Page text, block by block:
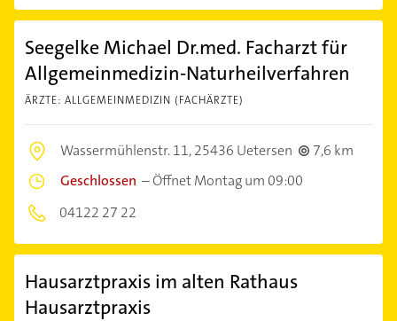
Seegelke Michael Dr.med. Facharzt für
Allgemeinmedizin-Naturheilverfahren
ÄRZTE: ALLGEMEINMEDIZIN (FACHÄRZTE)
Wassermühlenstr. 11,25436 Uetersen
7,6 km
Geschlossen –Öffnet Montag um 09:00
04122 27 22
Hausarztpraxis im alten Rathaus
Hausarztpraxis